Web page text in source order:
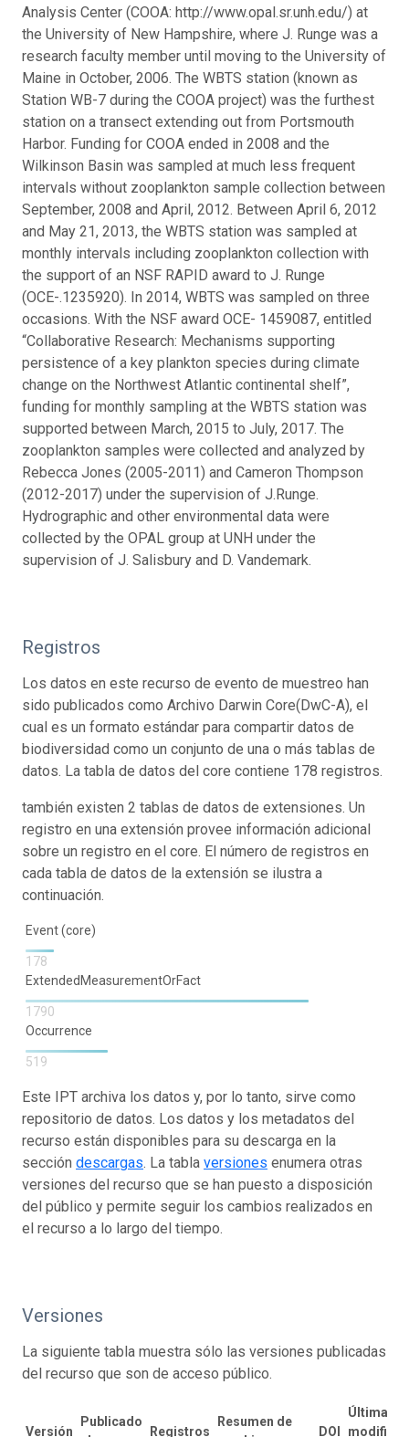
Analysis Center (COOA: http://www.opal.sr.unh.edu/) at
the University of New Hampshire, where J. Runge was a
research faculty member until moving to the University of
Maine in October, 2006. The WBTS station (known as
Station WB-7 during the COOA project) was the furthest
station on a transect extending out from Portsmouth
Harbor. Funding for COOA ended in 2008 and the
Wilkinson Basin was sampled at much less frequent
intervals without zooplankton sample collection between
September, 2008 and April, 2012. Between April 6, 2012
and May 21, 2013, the WBTS station was sampled at
monthly intervals including zooplankton collection with
the support of an NSF RAPID award to J. Runge
(OCE-.1235920). In 2014, WBTS was sampled on three
occasions. With the NSF award OCE- 1459087, entitled
“Collaborative Research: Mechanisms supporting
persistence of a key plankton species during climate
change on the Northwest Atlantic continental shelf”,
funding for monthly sampling at the WBTS station was
supported between March, 2015 to July, 2017. The
zooplankton samples were collected and analyzed by
Rebecca Jones (2005-2011) and Cameron Thompson
(2012-2017) under the supervision of J.Runge.
Hydrographic and other environmental data were
collected by the OPAL group at UNH under the
supervision of J. Salisbury and D. Vandemark.
Registros
Los datos en este recurso de evento de muestreo han
sido publicados como Archivo Darwin Core(DwC-A), el
cual es un formato estándar para compartir datos de
biodiversidad como un conjunto de una o más tablas de
datos. La tabla de datos del core contiene 178 registros.
también existen 2 tablas de datos de extensiones. Un
registro en una extensión provee información adicional
sobre un registro en el core. El número de registros en
cada tabla de datos de la extensión se ilustra a
continuación.
Event (core)
178
ExtendedMeasurementOrFact
1790
Occurrence
519
Este IPT archiva los datos y, por lo tanto, sirve como
repositorio de datos. Los datos y los metadatos del
recurso están disponibles para su descarga en la
sección descargas. La tabla versiones enumera otras
versiones del recurso que se han puesto a disposición
del público y permite seguir los cambios realizados en
el recurso a lo largo del tiempo.
Versiones
La siguiente tabla muestra sólo las versiones publicadas
del recurso que son de acceso público.
Versión
Publicado
Registros
Resumen de
DOI
Última